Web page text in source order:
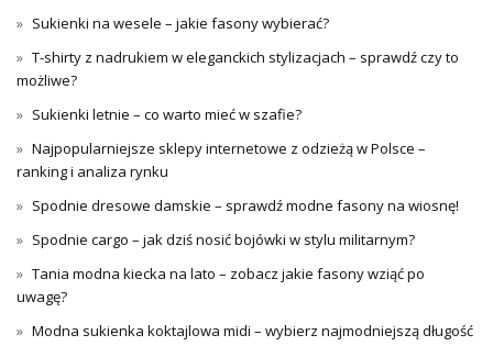
Sukienki na wesele – jakie fasony wybierać?
T-shirty z nadrukiem w eleganckich stylizacjach – sprawdź czy to
możliwe?
Sukienki letnie – co warto mieć w szafie?
Najpopularniejsze sklepy internetowe z odzieżą w Polsce –
ranking i analiza rynku
Spodnie dresowe damskie – sprawdź modne fasony na wiosnę!
Spodnie cargo – jak dziś nosić bojówki w stylu militarnym?
Tania modna kiecka na lato – zobacz jakie fasony wziąć po
uwagę?
Modna sukienka koktajlowa midi – wybierz najmodniejszą długość